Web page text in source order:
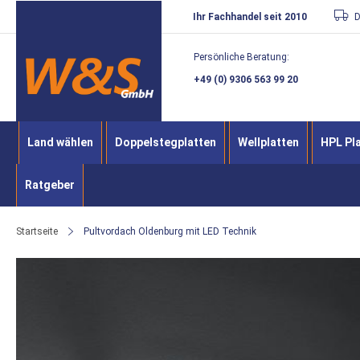
Direkt
zum
Inhalt
Ihr Fachhandel seit 2010
Persönliche Beratung:
+49 (0) 9306 563 99 20
Land wählen Doppelstegplatten Wellplatten HPL
Ratgeber
Startseite Pultvordach Oldenburg mit LED Technik